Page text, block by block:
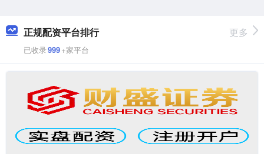
正规配资平台排行
已收录999+家平台
更多